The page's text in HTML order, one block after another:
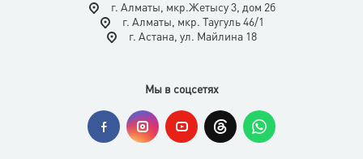
г. Алматы, мкр.Жетысу 3, дом 2б
г. Алматы, мкр. Таугуль 46/1
г. Астана, ул. Майлина 18
Мы в соцсетях